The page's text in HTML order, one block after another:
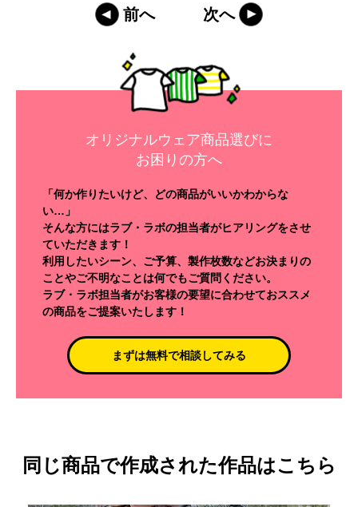
前へ 次へ
オリジナルウェア商品選びに
お困りの方へ
「何か作りたいけど、どの商品がいいかわからな
い…」
そんな方にはラブ・ラボの担当者がヒアリングをさせ
ていただきます！
利用したいシーン、ご予算、製作枚数などお決まりの
ことやご不明なことは何でもご質問ください。
ラブ・ラボ担当者がお客様の要望に合わせておススメ
の商品をご提案いたします！
まずは無料で相談してみる
同じ商品で作成された作品はこちら